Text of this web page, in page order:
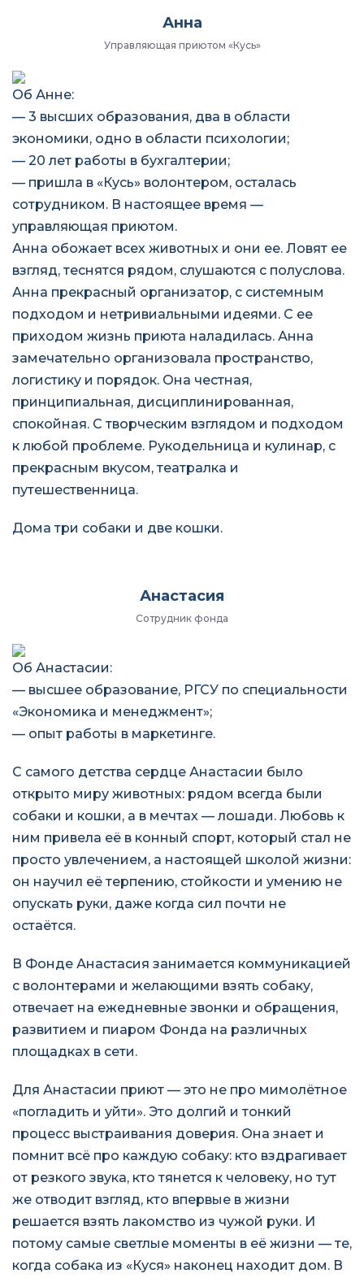
Анна
Управляющая приютом «Кусь»
Об Анне:
— 3 высших образования, два в области
экономики, одно в области психологии;
— 20 лет работы в бухгалтерии;
— пришла в «Кусь» волонтером, осталась
сотрудником. В настоящее время —
управляющая приютом.
Анна обожает всех животных и они ее. Ловят ее
взгляд, теснятся рядом, слушаются с полуслова.
Анна прекрасный организатор, с системным
подходом и нетривиальными идеями. С ее
приходом жизнь приюта наладилась. Анна
замечательно организовала пространство,
логистику и порядок. Она честная,
принципиальная, дисциплинированная,
спокойная. С творческим взглядом и подходом
к любой проблеме. Рукодельница и кулинар, с
прекрасным вкусом, театралка и
путешественница.
Дома три собаки и две кошки.
Анастасия
Сотрудник фонда
Об Анастасии:
— высшее образование, РГСУ по специальности
«Экономика и менеджмент»;
— опыт работы в маркетинге.
С самого детства сердце Анастасии было
открыто миру животных: рядом всегда были
собаки и кошки, а в мечтах — лошади. Любовь к
ним привела её в конный спорт, который стал не
просто увлечением, а настоящей школой жизни:
он научил её терпению, стойкости и умению не
опускать руки, даже когда сил почти не
остаётся.
В Фонде Анастасия занимается коммуникацией
с волонтерами и желающими взять собаку,
отвечает на ежедневные звонки и обращения,
развитием и пиаром Фонда на различных
площадках в сети.
Для Анастасии приют — это не про мимолётное
«погладить и уйти». Это долгий и тонкий
процесс выстраивания доверия. Она знает и
помнит всё про каждую собаку: кто вздрагивает
от резкого звука, кто тянется к человеку, но тут
же отводит взгляд, кто впервые в жизни
решается взять лакомство из чужой руки. И
потому самые светлые моменты в её жизни — те,
когда собака из «Куся» наконец находит дом. В